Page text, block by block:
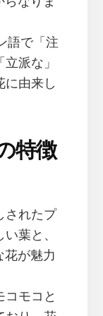
語で「注
派な」
に由来し
特徴
されたプ
葉と、
花が魅力
コモコと